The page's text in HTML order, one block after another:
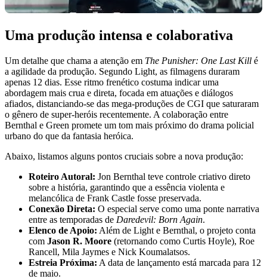
Uma produção intensa e colaborativa
Um detalhe que chama a atenção em The Punisher: One Last Kill é
a agilidade da produção. Segundo Light, as filmagens duraram
apenas 12 dias. Esse ritmo frenético costuma indicar uma
abordagem mais crua e direta, focada em atuações e diálogos
afiados, distanciando-se das mega-produções de CGI que saturaram
o gênero de super-heróis recentemente. A colaboração entre
Bernthal e Green promete um tom mais próximo do drama policial
urbano do que da fantasia heróica.
Abaixo, listamos alguns pontos cruciais sobre a nova produção:
Roteiro Autoral: Jon Bernthal teve controle criativo direto
sobre a história, garantindo que a essência violenta e
melancólica de Frank Castle fosse preservada.
Conexão Direta: O especial serve como uma ponte narrativa
entre as temporadas de Daredevil: Born Again.
Elenco de Apoio: Além de Light e Bernthal, o projeto conta
com Jason R. Moore (retornando como Curtis Hoyle), Roe
Rancell, Mila Jaymes e Nick Koumalatsos.
Estreia Próxima: A data de lançamento está marcada para 12
de maio.